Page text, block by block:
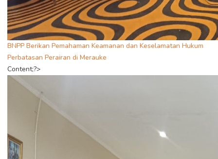
BNPP Berikan Pemahaman Keamanan dan Keselamatan Hukum
Perbatasan Perairan di Merauke
Content;?>